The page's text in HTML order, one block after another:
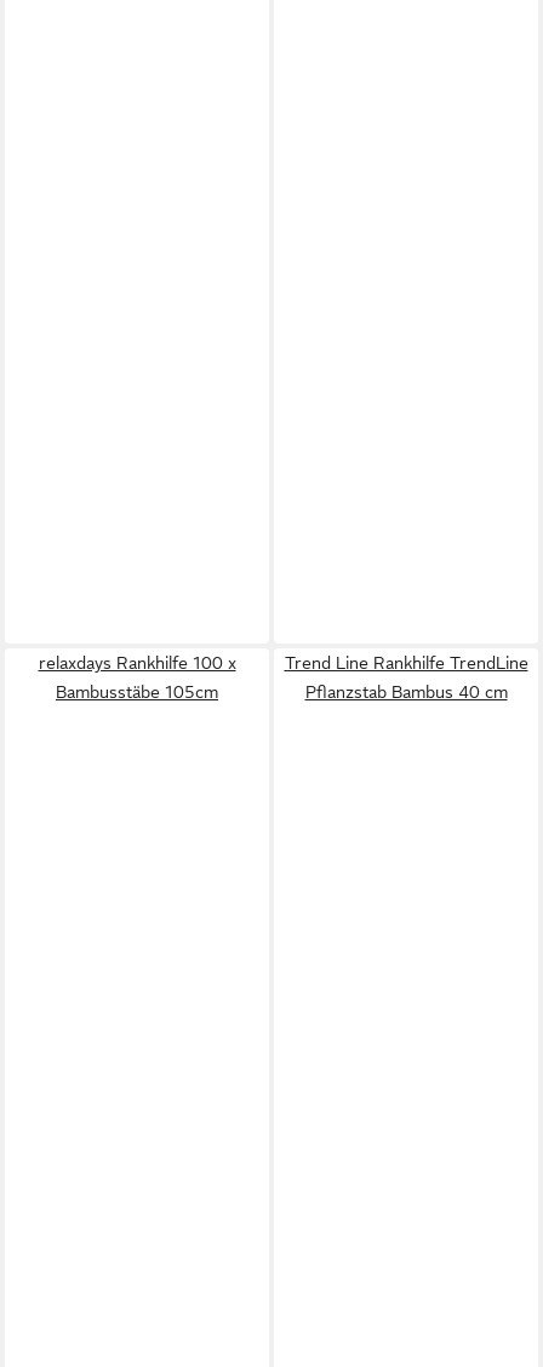
relaxdays Rankhilfe 100 x
Bambusstäbe 105cm
Trend Line Rankhilfe TrendLine
Pflanzstab Bambus 40 cm